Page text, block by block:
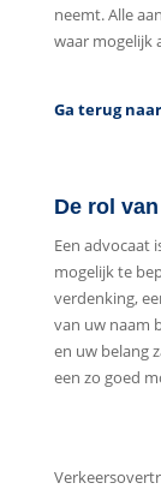
neemt. Alle
waar mogelijk
Ga terug
De rol
Een advocaat
mogelijk te
verdenking,
van uw naam
en uw belang
een zo goed